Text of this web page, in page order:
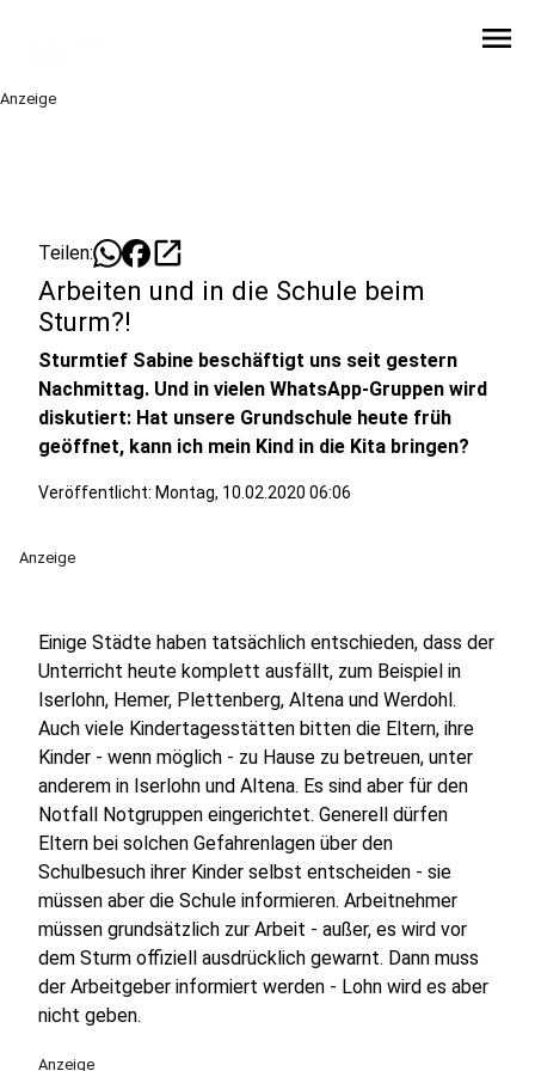
menu
Anzeige
Teilen: open_in_new
Arbeiten und in die Schule beim
Sturm?!
Sturmtief Sabine beschäftigt uns seit gestern
Nachmittag. Und in vielen WhatsApp-Gruppen wird
diskutiert: Hat unsere Grundschule heute früh
geöffnet, kann ich mein Kind in die Kita bringen?
Veröffentlicht: Montag, 10.02.2020 06:06
Anzeige
Einige Städte haben tatsächlich entschieden, dass der
Unterricht heute komplett ausfällt, zum Beispiel in
Iserlohn, Hemer, Plettenberg, Altena und Werdohl.
Auch viele Kindertagesstätten bitten die Eltern, ihre
Kinder - wenn möglich - zu Hause zu betreuen, unter
anderem in Iserlohn und Altena. Es sind aber für den
Notfall Notgruppen eingerichtet. Generell dürfen
Eltern bei solchen Gefahrenlagen über den
Schulbesuch ihrer Kinder selbst entscheiden - sie
müssen aber die Schule informieren. Arbeitnehmer
müssen grundsätzlich zur Arbeit - außer, es wird vor
dem Sturm offiziell ausdrücklich gewarnt. Dann muss
der Arbeitgeber informiert werden - Lohn wird es aber
nicht geben.
Anzeige